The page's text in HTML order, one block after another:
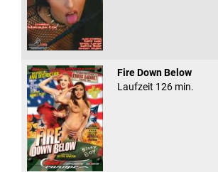
Fire Down Below
Laufzeit 126 min.